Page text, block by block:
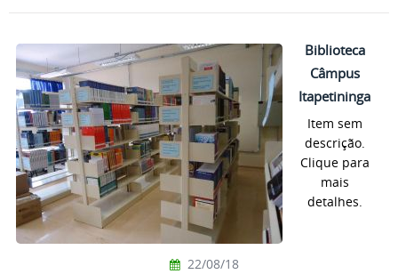
Biblioteca
Câmpus
Itapetininga
Item sem
descrição.
Clique para
mais
detalhes.
22/08/18